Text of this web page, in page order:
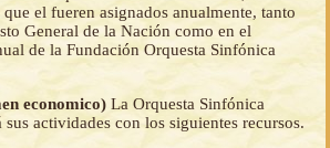
el fueren asignados anualmente, tanto
General de la Nación como en el
de la Fundación Orquesta Sinfónica
economico) La Orquesta Sinfónica
actividades con los siguientes recursos.